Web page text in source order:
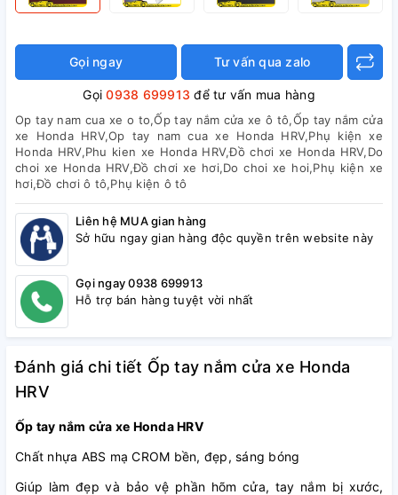
Gọi ngay Tư vấn qua zalo
Gọi0938 699913 để tư vấn mua hàng
Op tay nam cua xe o to,Ốp tay nắm cửa xe ô tô,Ốp tay nắm cửa
xe Honda HRV,Op tay nam cua xe Honda HRV,Phụ kiện xe
Honda HRV,Phu kien xe Honda HRV,Đồ chơi xe Honda HRV,Do
choi xe Honda HRV,Đồ chơi xe hơi,Do choi xe hoi,Phụ kiện xe
hơi,Đồ chơi ô tô,Phụ kiện ô tô
Liên hệ MUA gian hàng
Sở hữu ngay gian hàng độc quyền trên website này
Gọi ngay 0938 699913
Hỗ trợ bán hàng tuyệt vời nhất
Đánh giá chi tiết Ốp tay nắm cửa xe Honda
HRV
Ốp tay nắm cửa xe Honda HRV
Chất nhựa ABS mạ CROM bền, đẹp, sáng bóng
Giúp làm đẹp và bảo vệ phần hõm cửa, tay nắm bị xước,